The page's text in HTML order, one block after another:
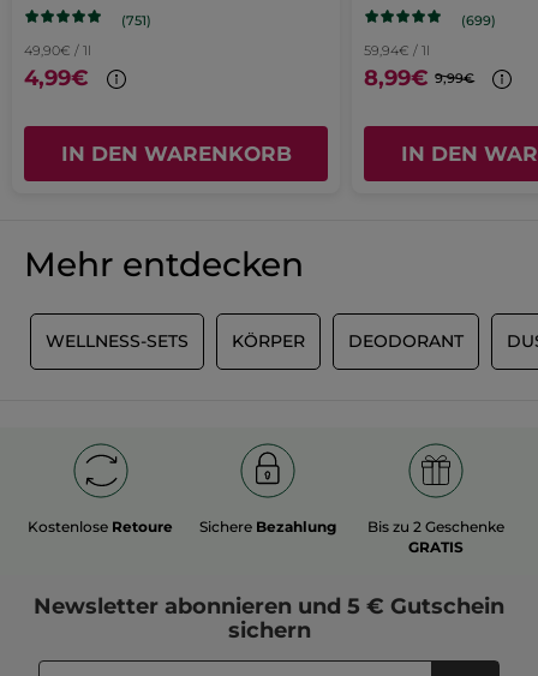
neues
Fenster
geöffnet.
Empfiehlt dieses Produkt
Ursprünglich veröffentlicht auf yves-rocher.fr
MEHR
(751)
49,90€ / 1l
4,99€
IN DEN WARENKORB
(699)
59,94€ / 1l
8,99€ 9,99€
IN DEN
Mehr entdecken
WELLNESS-SETS KÖRPER DEODORANT
Kostenlose Retoure Sichere Bezahlung
Bis zu 2 Geschenke
GRATIS
Newsletter abonnieren und 5 € Gutschein
sichern